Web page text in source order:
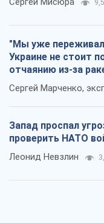
"Мы уже
Украине не стоит
отчаянию из-за
Сергей Марченко,
Запад проспал
проверить НАТО
Леонид Невзлин